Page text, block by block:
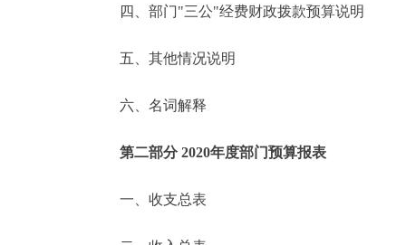
便民服务
中介服务
政民互动
12345网上接诉即办
四、部门"三公"经费财政拨款预算说明
五、其他情况说明
六、名词解释
第二部分 2020年度部门预算报表
一、收支总表